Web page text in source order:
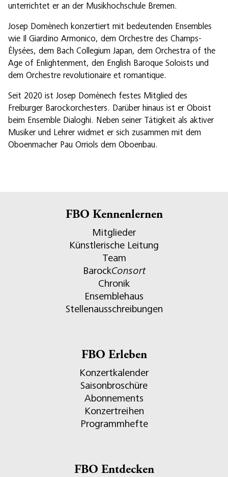
unterrichtet er an der Musikhochschule Bremen.
Josep Domènech konzertiert mit bedeutenden Ensembles
wie Il Giardino Armonico, dem Orchestre des Champs-
Élysées, dem Bach Collegium Japan, dem Orchestra of the
Age of Enlightenment, den English Baroque Soloists und
dem Orchestre revolutionaire et romantique.
Seit 2020 ist Josep Domènech festes Mitglied des
Freiburger Barockorchesters. Darüber hinaus ist er Oboist
beim Ensemble Dialoghi. Neben seiner Tätigkeit als aktiver
Musiker und Lehrer widmet er sich zusammen mit dem
Oboenmacher Pau Orriols dem Oboenbau.
FBO Kennenlernen
Mitglieder
Künstlerische Leitung
Team
BarockConsort
Chronik
Ensemblehaus
Stellenausschreibungen
FBO Erleben
Konzertkalender
Saisonbroschüre
Abonnements
Konzertreihen
Programmhefte
FBO Entdecken